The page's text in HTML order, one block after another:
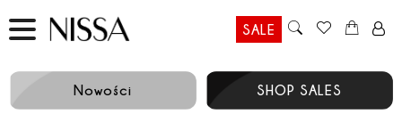
SALE
Nowości SHOP SALES